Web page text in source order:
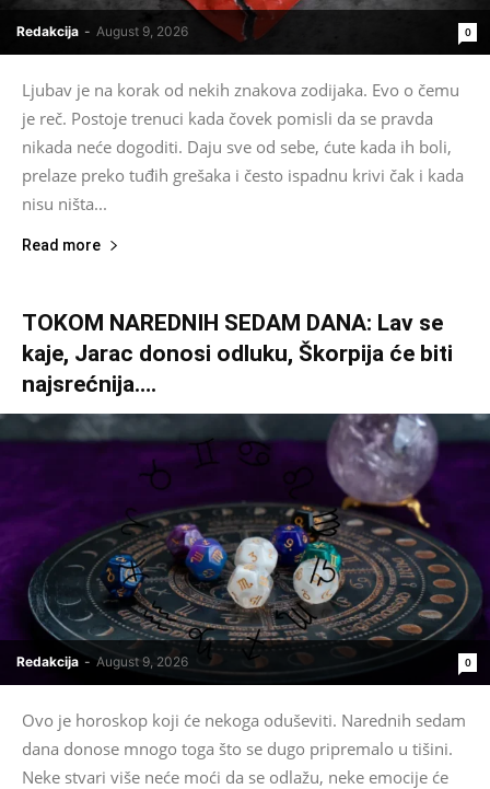
Redakcija - August 9, 2026 0
Ljubav je na korak od nekih znakova zodijaka. Evo o čemu
je reč. Postoje trenuci kada čovek pomisli da se pravda
nikada neće dogoditi. Daju sve od sebe, ćute kada ih boli,
prelaze preko tuđih grešaka i često ispadnu krivi čak i kada
nisu ništa...
Read more
TOKOM NAREDNIH SEDAM DANA: Lav se
kaje, Jarac donosi odluku, Škorpija će biti
najsrećnija….
Redakcija - August 9, 2026 0
Ovo je horoskop koji će nekoga oduševiti. Narednih sedam
dana donose mnogo toga što se dugo pripremalo u tišini.
Neke stvari više neće moći da se odlažu, neke emocije će